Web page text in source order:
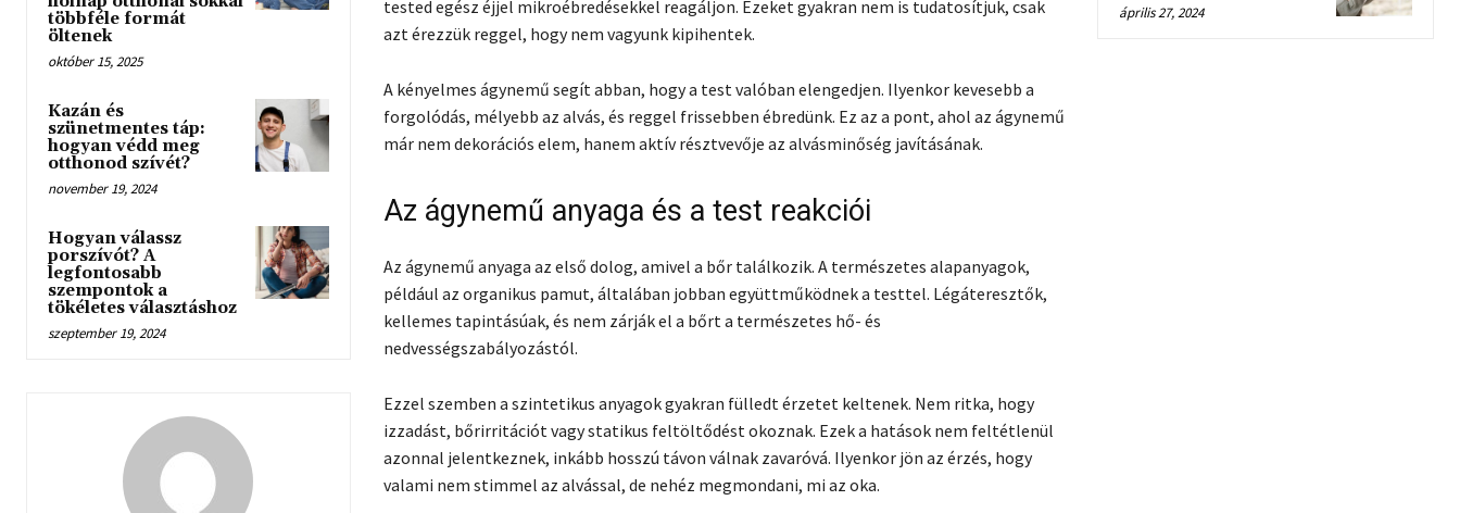
többféle formát
öltenek
október 15, 2025
Kazán és
szünetmentes táp:
hogyan védd meg
otthonod szívét?
november 19, 2024
Hogyan válassz
porszívót? A
legfontosabb
szempontok a
tökéletes választáshoz
szeptember 19, 2024
tested egész éjjel mikroébredésekkel reagáljon. Ezeket gyakran nem is tudatosítjuk, csak
azt érezzük reggel, hogy nem vagyunk kipihentek.
A kényelmes ágynemű segít abban, hogy a test valóban elengedjen. Ilyenkor kevesebb a
forgolódás, mélyebb az alvás, és reggel frissebben ébredünk. Ez az a pont, ahol az ágynemű
már nem dekorációs elem, hanem aktív résztvevője az alvásminőség javításának.
Az ágynemű anyaga és a test reakciói
Az ágynemű anyaga az első dolog, amivel a bőr találkozik. A természetes alapanyagok,
például az organikus pamut, általában jobban együttműködnek a testtel. Légáteresztők,
kellemes tapintásúak, és nem zárják el a bőrt a természetes hő- és
nedvességszabályozástól.
Ezzel szemben a szintetikus anyagok gyakran fülledt érzetet keltenek. Nem ritka, hogy
izzadást, bőrirritációt vagy statikus feltöltődést okoznak. Ezek a hatások nem feltétlenül
azonnal jelentkeznek, inkább hosszú távon válnak zavaróvá. Ilyenkor jön az érzés, hogy
valami nem stimmel az alvással, de nehéz megmondani, mi az oka.
április 27, 2024